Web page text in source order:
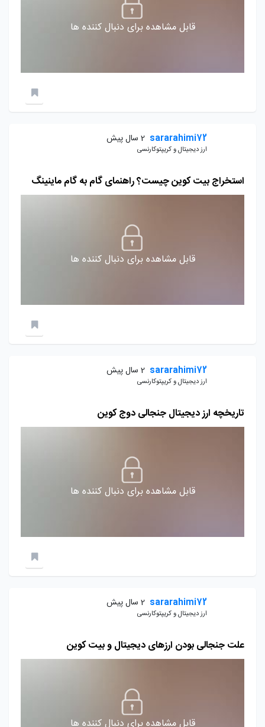
قابل مشاهده برای دنبال کننده ها
sararahimi72 2 سال پیش
ارز دیجیتال و کریپتوکارنسی
استخراج بیت کوین چیست؟ راهنمای گام به گام ماینینگ
قابل مشاهده برای دنبال کننده ها
sararahimi72 2 سال پیش
ارز دیجیتال و کریپتوکارنسی
تاریخچه ارز دیجیتال جنجالی دوج کوین
قابل مشاهده برای دنبال کننده ها
sararahimi72 2 سال پیش
ارز دیجیتال و کریپتوکارنسی
علت جنجالی بودن ارزهای دیجیتال و بیت کوین
قابل مشاهده برای دنبال کننده ها